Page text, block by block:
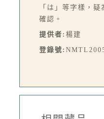
「は」等字樣，
確認。
提供者: 楊建
登錄號: